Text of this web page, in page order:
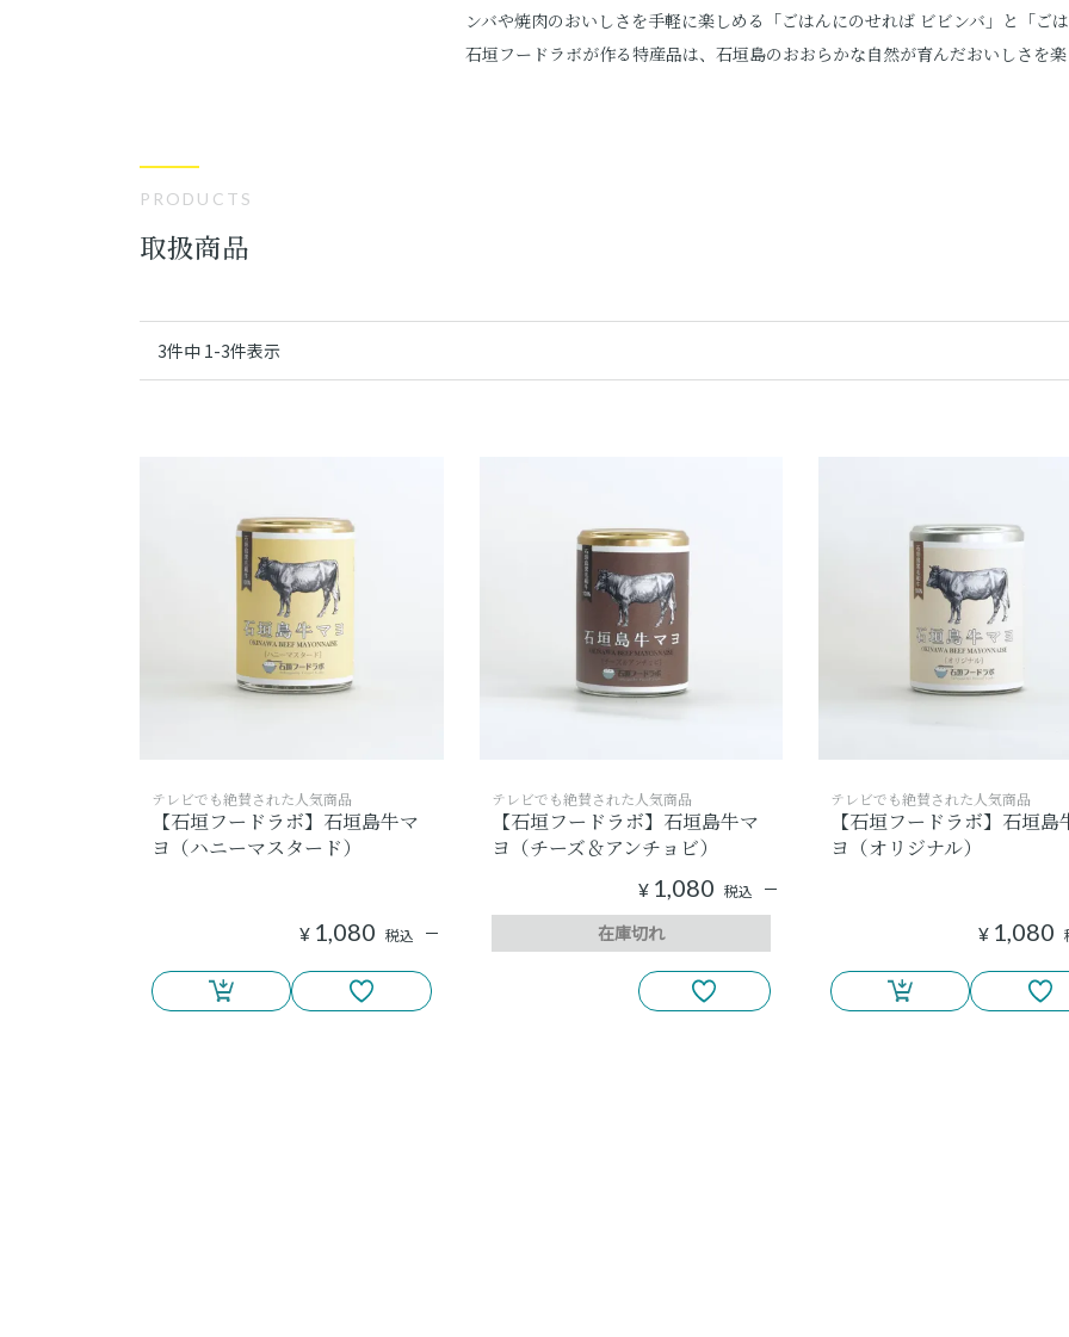
ンバや焼肉のおいしさを手軽に楽しめる「ごはんにのせれば ビビンバ」と「ご
石垣フードラボが作る特産品は、石垣島のおおらかな自然が育んだおいしさを
PRODUCTS
取扱商品
3件中 1-3件表示
テレビでも絶賛された人気商品
【石垣フードラボ】石垣島牛マ
ヨ（ハニーマスタード）
¥ 1,080 税込
テレビでも絶賛された人気商品
【石垣フードラボ】石垣島牛マ
ヨ（チーズ＆アンチョビ）
¥ 1,080 税込
在庫切れ
テレビでも絶賛された人気商品
【石垣フードラボ】石垣島
ヨ（オリジナル）
¥ 1,080